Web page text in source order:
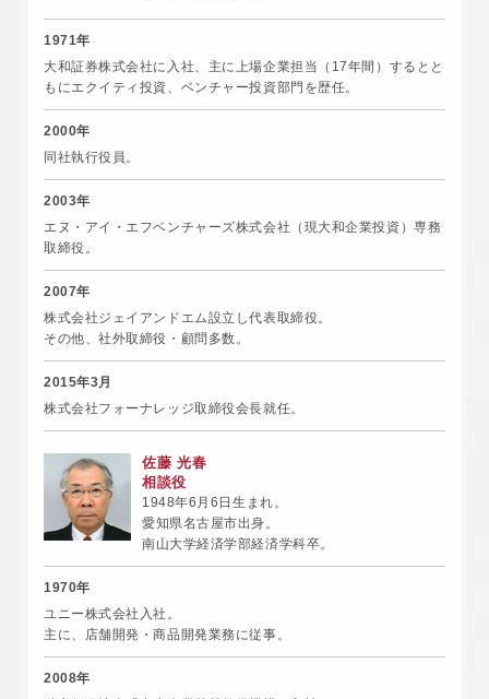
1971年
大和証券株式会社に入社、主に上場企業担当（17年間）するとと
もにエクイティ投資、ベンチャー投資部門を歴任。
2000年
同社執行役員。
2003年
エヌ・アイ・エフベンチャーズ株式会社（現大和企業投資）専務
取締役。
2007年
株式会社ジェイアンドエム設立し代表取締役。
その他、社外取締役・顧問多数。
2015年3月
株式会社フォーナレッジ取締役会長就任。
佐藤 光春
相談役
1948年6月6日生まれ。
愛知県名古屋市出身。
南山大学経済学部経済学科卒。
1970年
ユニー株式会社入社。
主に、店舗開発・商品開発業務に従事。
2008年